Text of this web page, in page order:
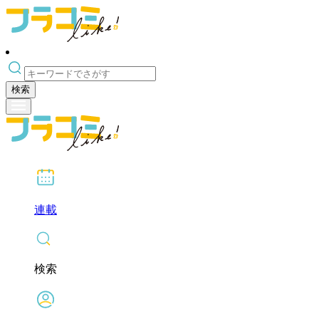
検索
連載
検索